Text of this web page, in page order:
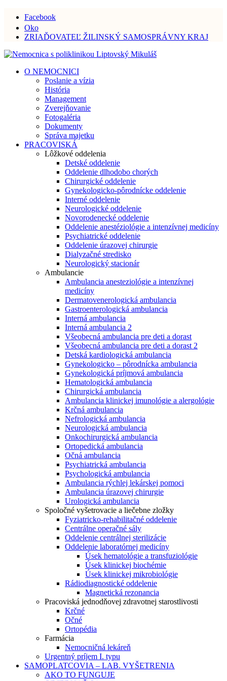
Facebook
Oko
ZRIAĎOVATEĽ ŽILINSKÝ SAMOSPRÁVNY KRAJ
O NEMOCNICI
Poslanie a vízia
História
Management
Zverejňovanie
Fotogaléria
Dokumenty
Správa majetku
PRACOVISKÁ
Lôžkové oddelenia
Detské oddelenie
Oddelenie dlhodobo chorých
Chirurgické oddelenie
Gynekologicko-pôrodnícke oddelenie
Interné oddelenie
Neurologické oddelenie
Novorodenecké oddelenie
Oddelenie anestéziológie a intenzívnej medicíny
Psychiatrické oddelenie
Oddelenie úrazovej chirurgie
Dialyzačné stredisko
Neurologický stacionár
Ambulancie
Ambulancia anesteziológie a intenzívnej
medicíny
Dermatovenerologická ambulancia
Gastroenterologická ambulancia
Interná ambulancia
Interná ambulancia 2
Všeobecná ambulancia pre deti a dorast
Všeobecná ambulancia pre deti a dorast 2
Detská kardiologická ambulancia
Gynekologicko – pôrodnícka ambulancia
Gynekologická príjmová ambulancia
Hematologická ambulancia
Chirurgická ambulancia
Ambulancia klinickej imunológie a alergológie
Krčná ambulancia
Nefrologická ambulancia
Neurologická ambulancia
Onkochirurgická ambulancia
Ortopedická ambulancia
Očná ambulancia
Psychiatrická ambulancia
Psychologická ambulancia
Ambulancia rýchlej lekárskej pomoci
Ambulancia úrazovej chirurgie
Urologická ambulancia
Spoločné vyšetrovacie a liečebne zložky
Fyziatricko-rehabilitačné oddelenie
Centrálne operačné sály
Oddelenie centrálnej sterilizácie
Oddelenie laboratórnej medicíny
Úsek hematológie a transfuziológie
Úsek klinickej biochémie
Úsek klinickej mikrobiológie
Rádiodiagnostické oddelenie
Magnetická rezonancia
Pracoviská jednodňovej zdravotnej starostlivosti
Krčné
Očné
Ortopédia
Farmácia
Nemocničná lekáreň
Urgentný príjem I. typu
SAMOPLATCOVIA – LAB. VYŠETRENIA
AKO TO FUNGUJE